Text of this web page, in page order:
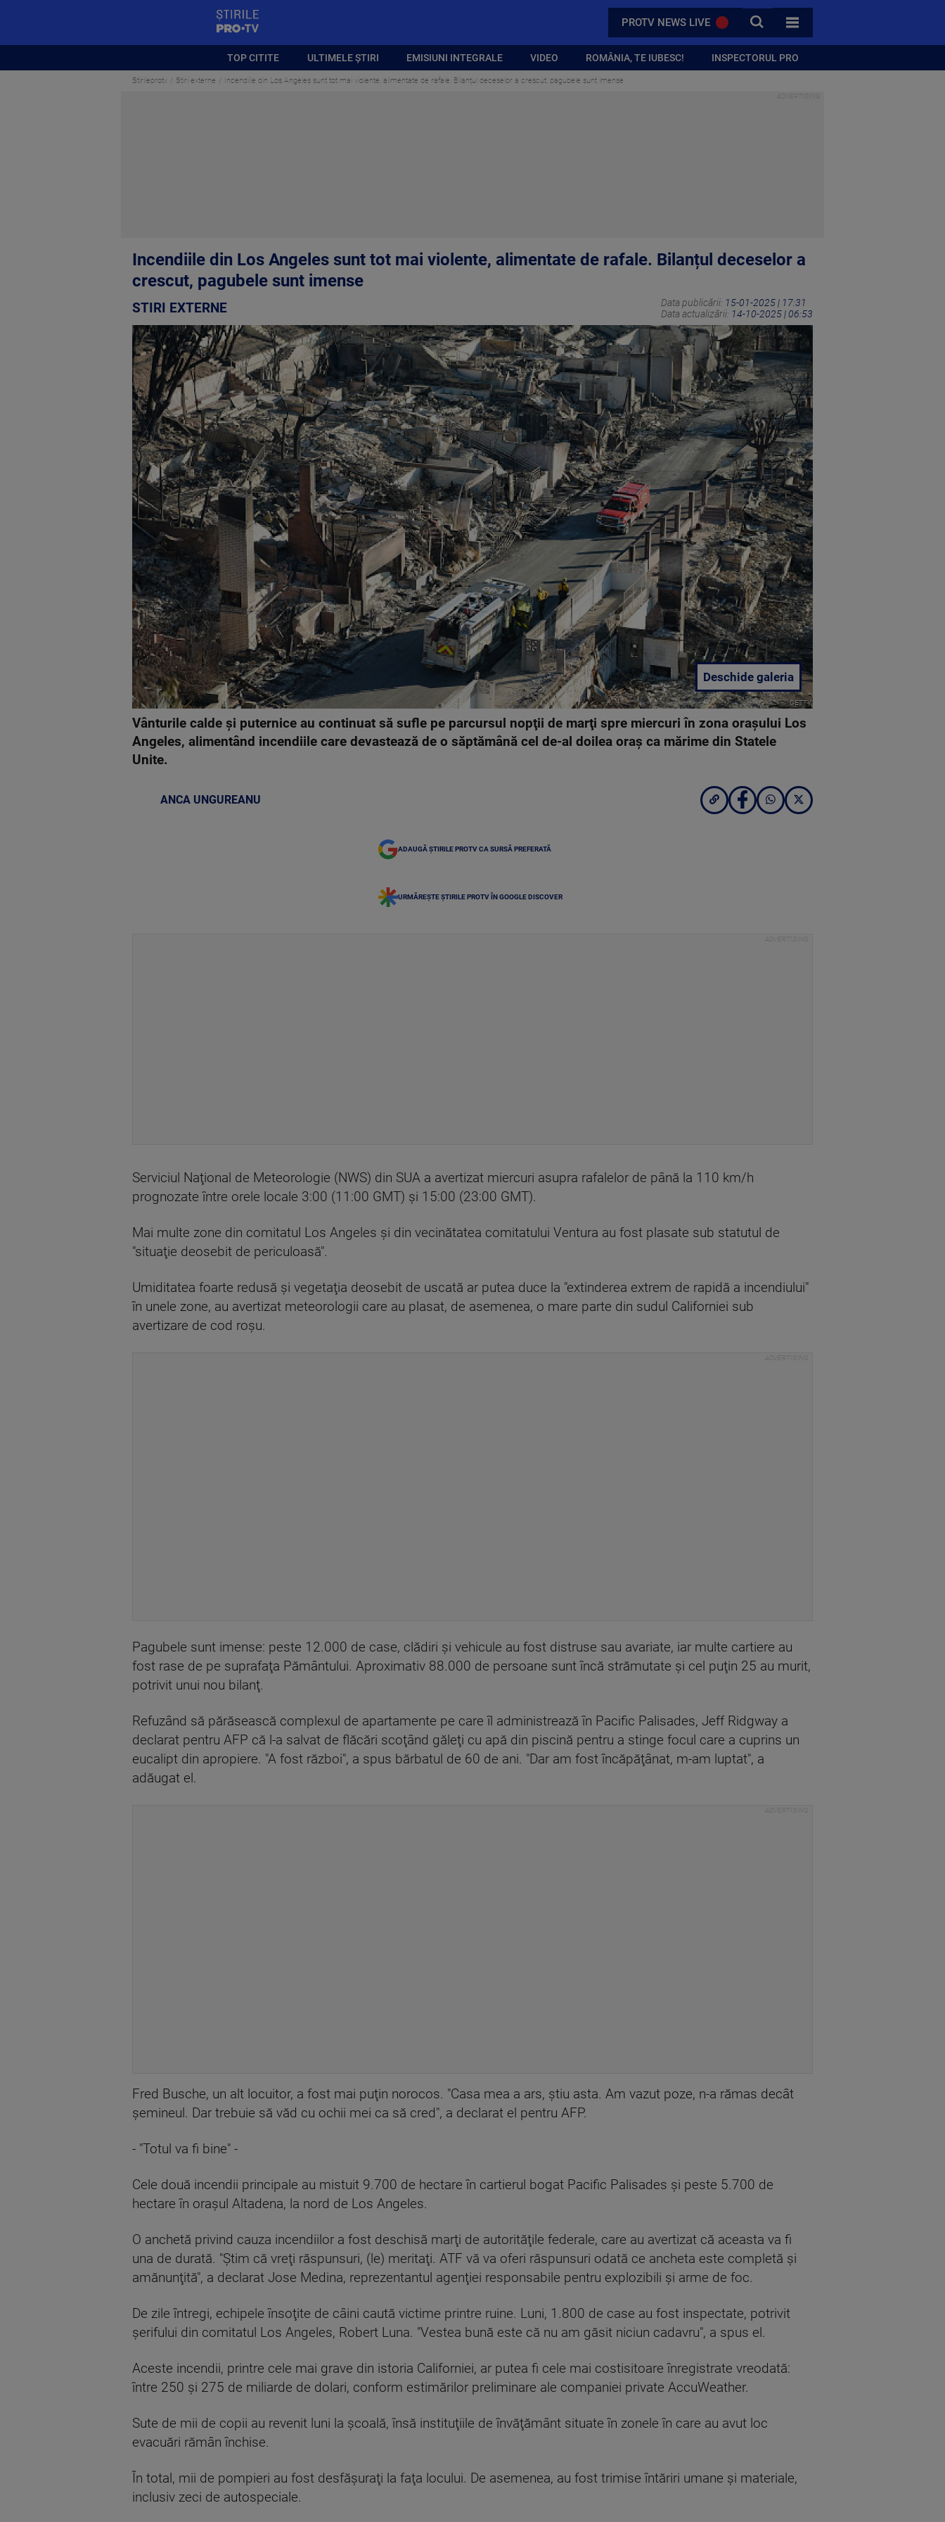
PROTV NEWS LIVE CAUTA
TOATE CATEGORIILE
TOP CITITE ULTIMELE ȘTIRI EMISIUNI INTEGRALE VIDEO ROMÂNIA, TE IUBESC! INSPECTORUL PRO
Stirileprotv Stiri externe Incendiile din Los Angeles sunt tot mai violente, alimentate de rafale. Bilanțul deceselor a crescut, pagubele sunt imense
Incendiile din Los Angeles sunt tot mai violente, alimentate de rafale. Bilanțul deceselor a
crescut, pagubele sunt imense
STIRI EXTERNE Data publicării: 15-01-2025 | 17:31
Data actualizării: 14-10-2025 | 06:53
GETTY
Deschide galeria
Vânturile calde şi puternice au continuat să sufle pe parcursul nopţii de marţi spre miercuri în zona oraşului Los
Angeles, alimentând incendiile care devastează de o săptămână cel de-al doilea oraş ca mărime din Statele
Unite.
ANCA UNGUREANU
ADAUGĂ ȘTIRILE PROTV CA SURSĂ PREFERATĂ
URMĂREȘTE ȘTIRILE PROTV ÎN GOOGLE DISCOVER
Serviciul Naţional de Meteorologie (NWS) din SUA a avertizat miercuri asupra rafalelor de până la 110 km/h
prognozate între orele locale 3:00 (11:00 GMT) şi 15:00 (23:00 GMT).
Mai multe zone din comitatul Los Angeles şi din vecinătatea comitatului Ventura au fost plasate sub statutul de
"situaţie deosebit de periculoasă".
Umiditatea foarte redusă şi vegetaţia deosebit de uscată ar putea duce la "extinderea extrem de rapidă a incendiului"
în unele zone, au avertizat meteorologii care au plasat, de asemenea, o mare parte din sudul Californiei sub
avertizare de cod roşu.
Pagubele sunt imense: peste 12.000 de case, clădiri şi vehicule au fost distruse sau avariate, iar multe cartiere au
fost rase de pe suprafaţa Pământului. Aproximativ 88.000 de persoane sunt încă strămutate şi cel puţin 25 au murit,
potrivit unui nou bilanţ.
Refuzând să părăsească complexul de apartamente pe care îl administrează în Pacific Palisades, Jeff Ridgway a
declarat pentru AFP că l-a salvat de flăcări scoţând găleţi cu apă din piscină pentru a stinge focul care a cuprins un
eucalipt din apropiere. "A fost război", a spus bărbatul de 60 de ani. "Dar am fost încăpăţânat, m-am luptat", a
adăugat el.
Fred Busche, un alt locuitor, a fost mai puţin norocos. "Casa mea a ars, ştiu asta. Am vazut poze, n-a rămas decât
şemineul. Dar trebuie să văd cu ochii mei ca să cred", a declarat el pentru AFP.
- "Totul va fi bine" -
Cele două incendii principale au mistuit 9.700 de hectare în cartierul bogat Pacific Palisades şi peste 5.700 de
hectare în oraşul Altadena, la nord de Los Angeles.
O anchetă privind cauza incendiilor a fost deschisă marţi de autorităţile federale, care au avertizat că aceasta va fi
una de durată. "Ştim că vreţi răspunsuri, (le) meritaţi. ATF vă va oferi răspunsuri odată ce ancheta este completă şi
amănunţită", a declarat Jose Medina, reprezentantul agenţiei responsabile pentru explozibili şi arme de foc.
De zile întregi, echipele însoţite de câini caută victime printre ruine. Luni, 1.800 de case au fost inspectate, potrivit
şerifului din comitatul Los Angeles, Robert Luna. "Vestea bună este că nu am găsit niciun cadavru", a spus el.
Aceste incendii, printre cele mai grave din istoria Californiei, ar putea fi cele mai costisitoare înregistrate vreodată:
între 250 şi 275 de miliarde de dolari, conform estimărilor preliminare ale companiei private AccuWeather.
Sute de mii de copii au revenit luni la şcoală, însă instituţiile de învăţământ situate în zonele în care au avut loc
evacuări rămân închise.
În total, mii de pompieri au fost desfăşuraţi la faţa locului. De asemenea, au fost trimise întăriri umane şi materiale,
inclusiv zeci de autospeciale.